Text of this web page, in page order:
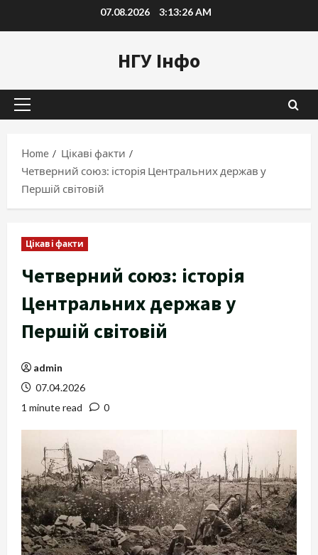
to
07.08.2026 3:13:27 AM
НГУ Інфо
Primary
Home
Цікаві факти
Четверний союз: історія Центральних держав у
Першій світовій
Цікаві факти
Четверний союз: історія
Центральних держав у
Першій світовій
admin
07.04.2026
1 minute read
0